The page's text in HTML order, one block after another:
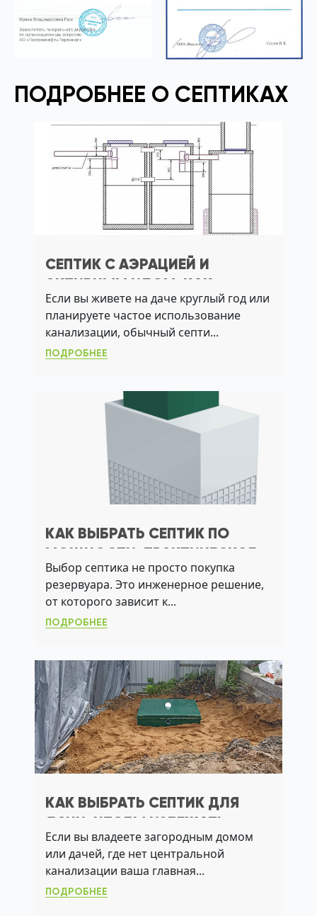
ПОДРОБНЕЕ О СЕПТИКАХ
СЕПТИК С АЭРАЦИЕЙ И
АКТИВНЫМ ИЛОМ: КАК
ВЫБРАТЬ СИСТЕМУ БЕЗ
ОТКАЧКИ
Если вы живете на даче круглый год или
планируете частое использование
канализации, обычный септи...
ПОДРОБНЕЕ
КАК ВЫБРАТЬ СЕПТИК ПО
МОЩНОСТИ: ПРАКТИЧЕСКОЕ
РУКОВОДСТВО ДЛЯ
ЗАГОРОДНОГО ДОМА
Выбор септика не просто покупка
резервуара. Это инженерное решение,
от которого зависит к...
ПОДРОБНЕЕ
КАК ВЫБРАТЬ СЕПТИК ДЛЯ
ДАЧИ, ЧТОБЫ ИЗБЕЖАТЬ
ЗАПАХА, ПЕРЕПОЛНЕНИЯ И
НАРУШЕНИЙ САНПИН
Если вы владеете загородным домом
или дачей, где нет центральной
канализации ваша главная...
ПОДРОБНЕЕ